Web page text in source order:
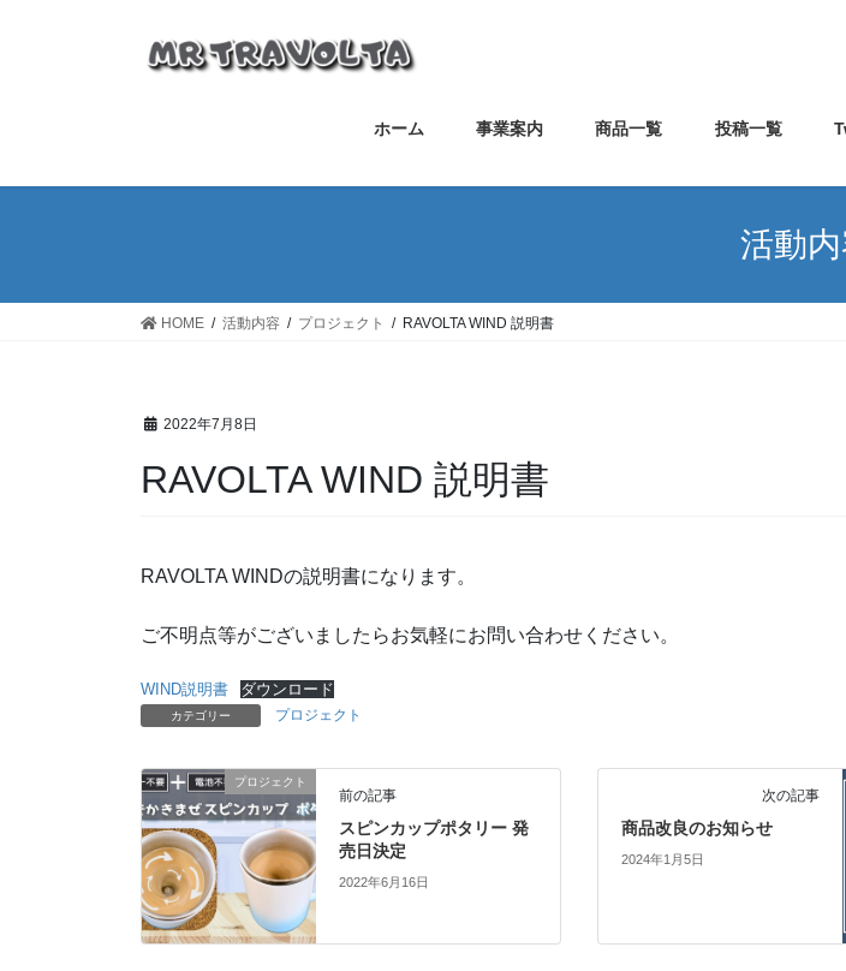
ホーム 事業案内 商品一覧 投稿一覧
活動
HOME 活動内容 プロジェクト RAVOLTA WIND 説明書
2022年7月8日
RAVOLTA WIND 説明書
RAVOLTA WINDの説明書になります。
ご不明点等がございましたらお気軽にお問い合わせください。
WIND説明書 ダウンロード
カテゴリー プロジェクト
プロジェクト
前の記事
スピンカップポタリー 発
売日決定
2022年6月16日
次の記事
商品改良のお知らせ
2024年1月5日